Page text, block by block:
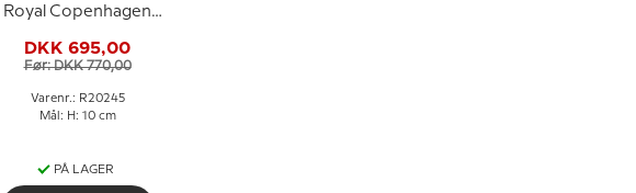
Royal Copenhagen
20245
DKK 695,00
Før: DKK 770,00
Varenr.: R20245
Mål: H: 10 cm
PÅ LAGER